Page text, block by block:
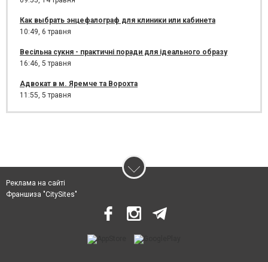
Как выбрать энцефалограф для клиники или кабинета
10:49, 6 травня
Весільна сукня - практичні поради для ідеального образу
16:46, 5 травня
Адвокат в м. Яремче та Ворохта
11:55, 5 травня
Реклама на сайті
Франшиза "CitySites"